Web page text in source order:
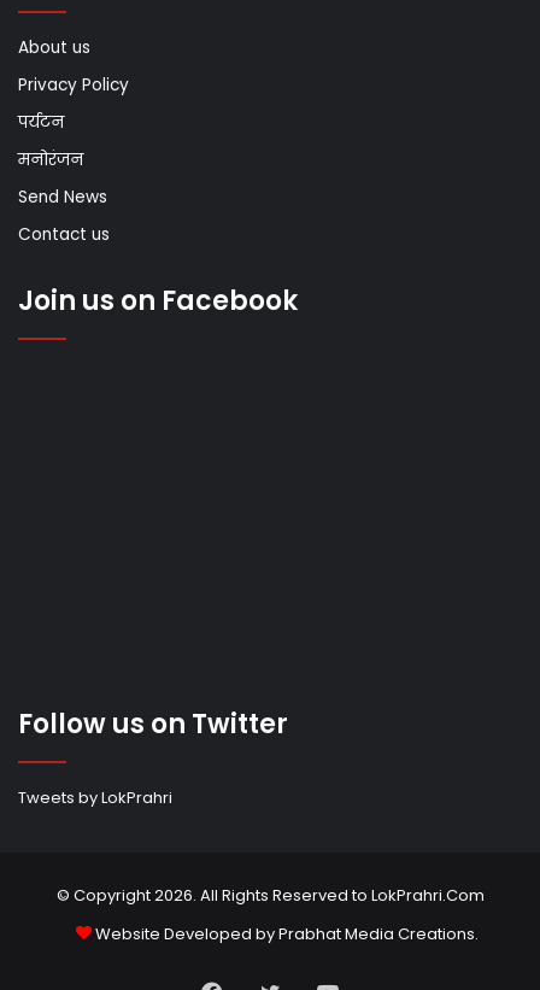
About us
Privacy Policy
पर्यटन
मनोरंजन
Send News
Contact us
Join us on Facebook
Follow us on Twitter
Tweets by LokPrahri
© Copyright 2026. All Rights Reserved to LokPrahri.Com
Website Developed byPrabhat Media Creations.